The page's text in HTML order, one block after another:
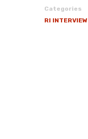
Categories
RI INTERVIEW